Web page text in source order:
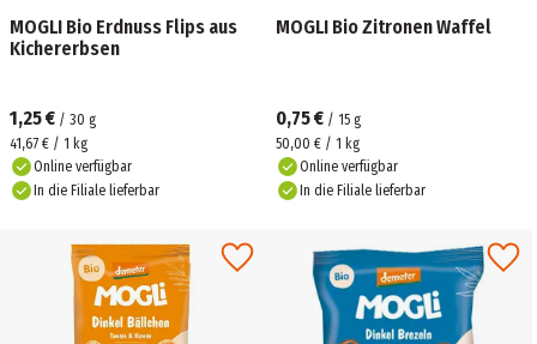
MOGLI Bio Erdnuss Flips aus
Kichererbsen
1,25 € / 30 g
41,67 € / 1 kg
Online verfügbar
In die Filiale lieferbar
MOGLI Bio Zitronen Waffel
0,75 € / 15 g
50,00 € / 1 kg
Online verfügbar
In die Filiale lieferbar